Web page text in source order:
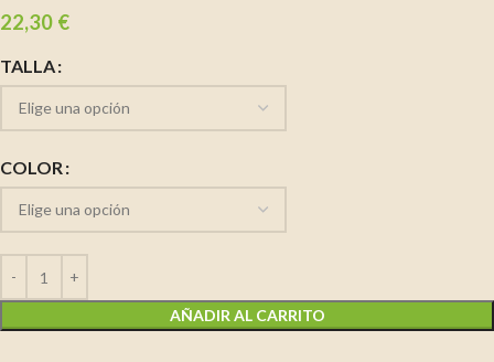
22,30 €
TALLA
COLOR
AÑADIR AL CARRITO